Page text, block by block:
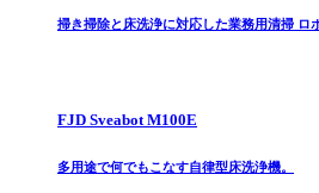
掃き掃除と床洗浄に対応した業務用清掃 ロ
FJD Sveabot M100E
多用途で何でもこなす自律型床洗浄機。